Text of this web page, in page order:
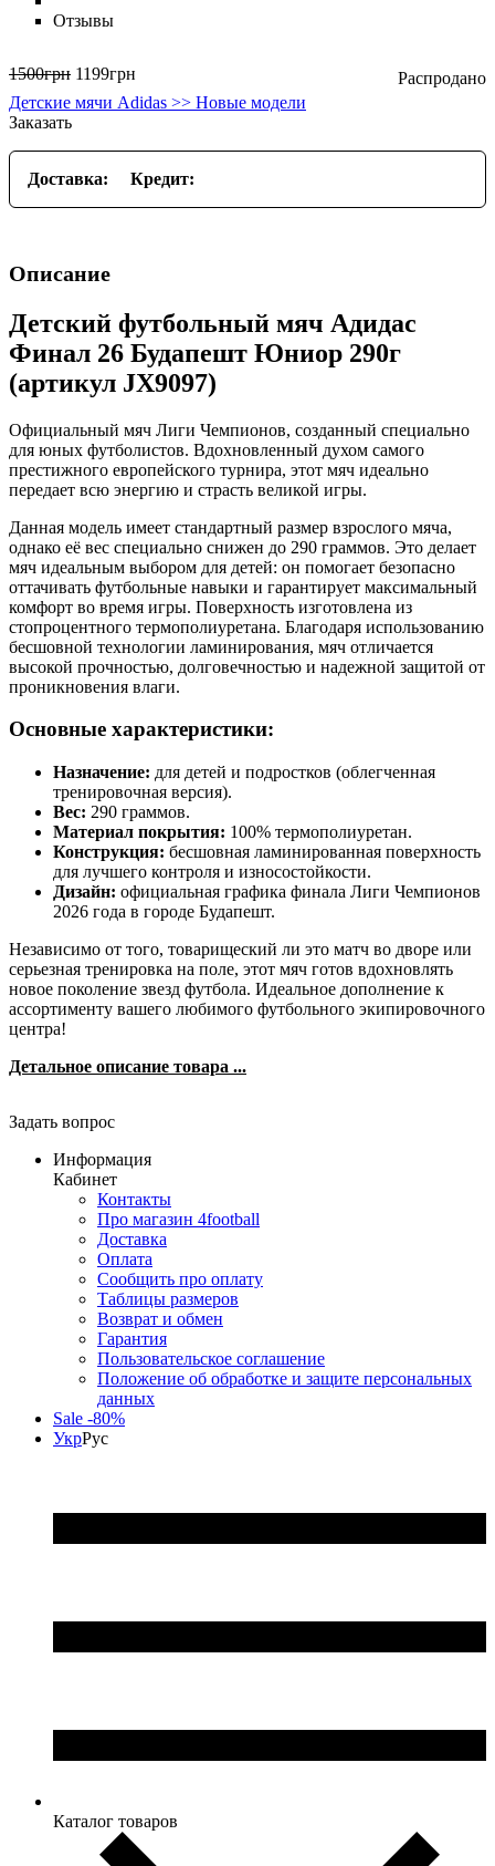
Отзывы
1500грн 1199грн
Детские мячи Adidas >> Новые модели
Заказать
Доставка: Кредит:
Описание
Детский футбольный мяч Адидас
Финал 26 Будапешт Юниор 290г
(артикул JX9097)
Официальный мяч Лиги Чемпионов, созданный специально
для юных футболистов. Вдохновленный духом самого
престижного европейского турнира, этот мяч идеально
передает всю энергию и страсть великой игры.
Данная модель имеет стандартный размер взрослого мяча,
однако её вес специально снижен до 290 граммов. Это делает
мяч идеальным выбором для детей: он помогает безопасно
оттачивать футбольные навыки и гарантирует максимальный
комфорт во время игры. Поверхность изготовлена из
стопроцентного термополиуретана. Благодаря использованию
бесшовной технологии ламинирования, мяч отличается
высокой прочностью, долговечностью и надежной защитой от
проникновения влаги.
Основные характеристики:
Назначение: для детей и подростков (облегченная
тренировочная версия).
Вес: 290 граммов.
Материал покрытия: 100% термополиуретан.
Конструкция: бесшовная ламинированная поверхность
для лучшего контроля и износостойкости.
Дизайн: официальная графика финала Лиги Чемпионов
2026 года в городе Будапешт.
Независимо от того, товарищеский ли это матч во дворе или
серьезная тренировка на поле, этот мяч готов вдохновлять
новое поколение звезд футбола. Идеальное дополнение к
ассортименту вашего любимого футбольного экипировочного
центра!
Детальное описание товара ...
Задать вопрос
Информация
Кабинет
Контакты
Про магазин 4football
Доставка
Оплата
Сообщить про оплату
Таблицы размеров
Возврат и обмен
Гарантия
Пользовательское соглашение
Положение об обработке и защите персональных
данных
Sale -80%
УкрРус
Каталог товаров